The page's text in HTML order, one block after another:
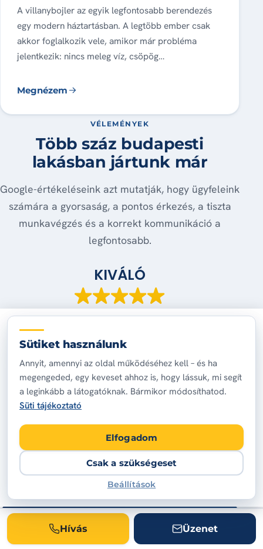
A villanybojler az egyik legfontosabb berendezés
egy modern háztartásban. A legtöbb ember csak
akkor foglalkozik vele, amikor már probléma
jelentkezik: nincs meleg víz, csöpög…
Megnézem
VÉLEMÉNYEK
Több száz budapesti
lakásban jártunk már
Google-értékeléseink azt mutatják, hogy ügyfeleink
számára a gyorsaság, a pontos érkezés, a tiszta
munkavégzés és a korrekt kommunikáció a
legfontosabb.
KIVÁLÓ
455 véleményalapján
Beatrix Bakos
2026-07-16
Nagyon korekt és profi szakemberek.Ajálom
mindenkinek én egy XV.kerületi elégedet ügyfél
vagyok.Hìvják őket bizalommal.
Ha ezt olvasva
Hívás Üzenet
Sütiket használunk
Annyit, amennyi az oldal működéséhez kell – és ha
megengeded, egy keveset ahhoz is, hogy lássuk, mi segít
a leginkább a látogatóknak. Bármikor módosíthatod.
Süti tájékoztató
Beállítások
Csak a szükségeset
Elfogadom